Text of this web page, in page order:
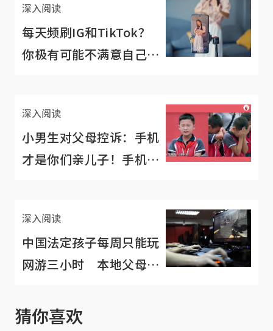
深入阅读
每天频刷IG和TikTok？
你极有可能不满意自己的
深入阅读
小男生对父母控诉：手机
才是你们亲儿子！手机才
深入阅读
中国法定孩子每周只能玩
网游三小时 本地父母：
猜你喜欢